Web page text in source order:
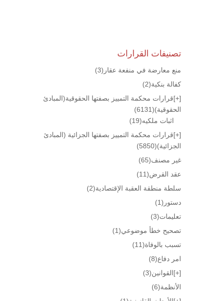
تصنيفات القرارات
منع معارضة في منفعة عقار (3)
كفالة بنكية(2)
[+]قرارات محكمة التمييز بصفتها الحقوقية(المبادئ
الحقوقية)(6131)
اثبات ملكيه(19)
[+]قرارات محكمة التمييز بصفتها الجزائية (المبادئ
الجزائية)(5850)
غير مصنف(65)
عقد القرض(11)
سلطة منطقة العقبة الإقتصادية(2)
دستور (1)
تعليمات(3)
تصحيح خطأ موضوعي(1)
تسبب بالوفاة(11)
امر دفاع(8)
[+]القوانين(3)
الأنظمة(6)